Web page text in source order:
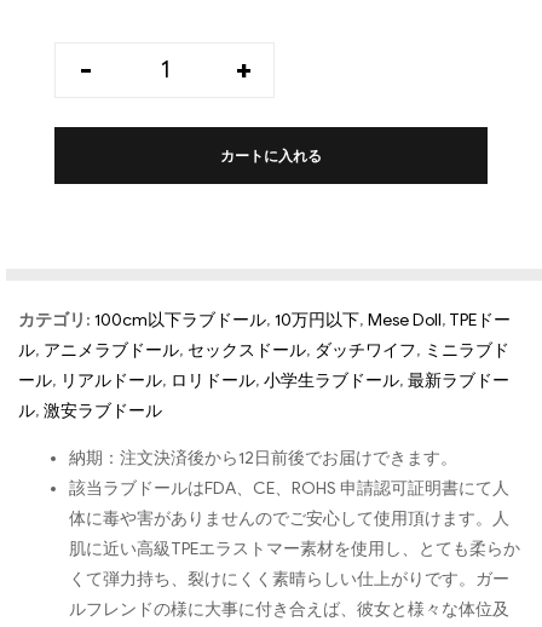
- +
カートに入れる
カテゴリ: 100cm以下ラブドール, 10万円以下, Mese Doll, TPEドー
ル, アニメラブドール, セックスドール, ダッチワイフ, ミニラブド
ール, リアルドール, ロリドール, 小学生ラブドール, 最新ラブドー
ル, 激安ラブドール
納期：注文決済後から12日前後でお届けできます。
該当ラブドールはFDA、CE、ROHS 申請認可証明書にて人
体に毒や害がありませんのでご安心して使用頂けます。人
肌に近い高級TPEエラストマー素材を使用し、とても柔らか
くて弾力持ち、裂けにくく素晴らしい仕上がりです。ガー
ルフレンドの様に大事に付き合えば、彼女と様々な体位及